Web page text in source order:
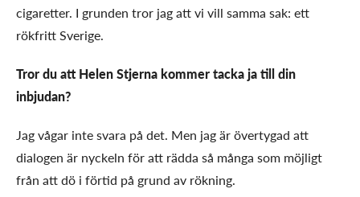
cigaretter. I grunden tror jag att vi vill samma sak: ett
rökfritt Sverige.
Tror du att Helen Stjerna kommer tacka ja till din
inbjudan?
Jag vågar inte svara på det. Men jag är övertygad att
dialogen är nyckeln för att rädda så många som möjligt
från att dö i förtid på grund av rökning.